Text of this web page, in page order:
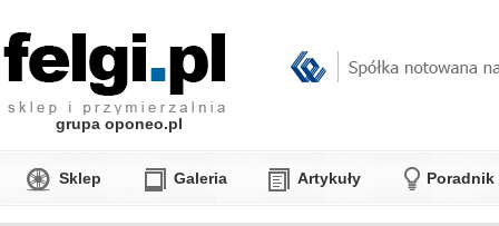
grupa oponeo.pl
Sklep Galeria Artykuły Poradnik